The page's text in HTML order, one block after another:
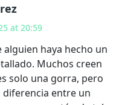
at 20:59
alguien haya hecho un
Muchos creen
solo una gorra, pero
diferencia entre un